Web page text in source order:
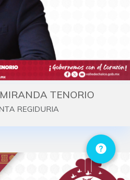
TENORIO
REGIDURIA